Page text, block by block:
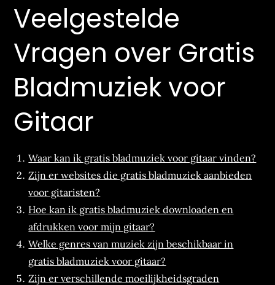
Veelgestelde
Vragen over Gratis
Bladmuziek voor
Gitaar
Waar kan ik gratis bladmuziek voor gitaar vinden?
Zijn er websites die gratis bladmuziek aanbieden
voor gitaristen?
Hoe kan ik gratis bladmuziek downloaden en
afdrukken voor mijn gitaar?
Welke genres van muziek zijn beschikbaar in
gratis bladmuziek voor gitaar?
Zijn er verschillende moeilijkheidsgraden